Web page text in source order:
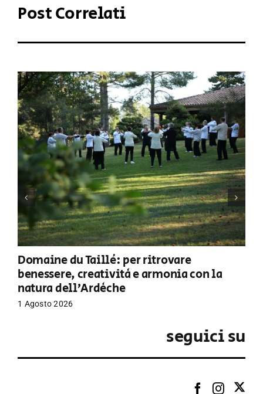
Post Correlati
Domaine du Taillé: per ritrovare
benessere, creatività e armonia con la
natura dell’Ardèche
1 Agosto 2026
seguici su